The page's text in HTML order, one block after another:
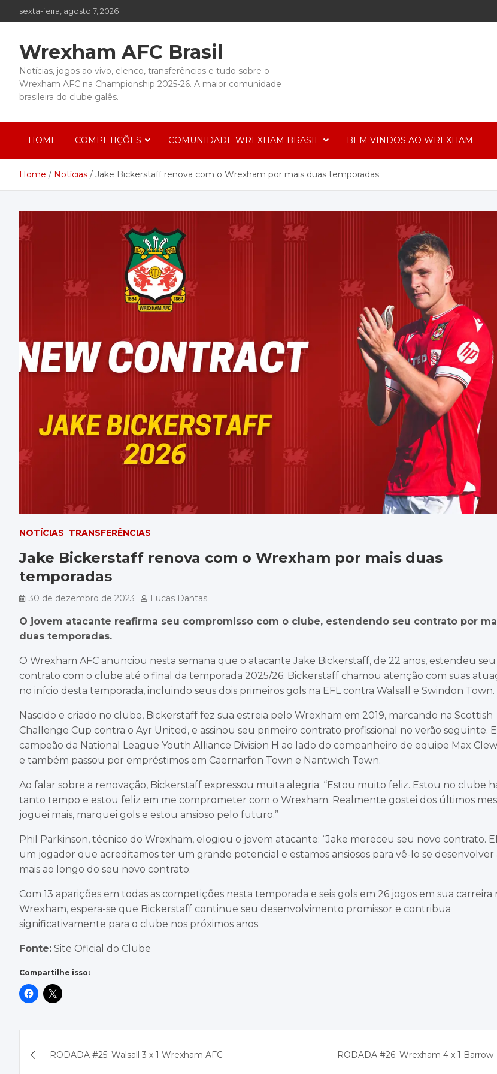
to
sexta-feira, agosto 7, 2026
Wrexham AFC Brasil
Notícias, jogos ao vivo, elenco, transferências e tudo sobre o
Wrexham AFC na Championship 2025-26. A maior comunidade
brasileira do clube galês.
HOME COMPETIÇÕES COMUNIDADE WREXHAM BRASIL BEM VINDOS AO WREXHAM
Home Notícias Jake Bickerstaff renova com o Wrexham por mais duas temporadas
NOTÍCIAS TRANSFERÊNCIAS
Jake Bickerstaff renova com o Wrexham por mais duas
temporadas
30 de dezembro de 2023 Lucas Dantas
O jovem atacante reafirma seu compromisso com o clube, estendendo seu contrato por
duas temporadas.
O Wrexham AFC anunciou nesta semana que o atacante Jake Bickerstaff, de 22 anos, estendeu seu
contrato com o clube até o final da temporada 2025/26. Bickerstaff chamou atenção com suas
no início desta temporada, incluindo seus dois primeiros gols na EFL contra Walsall e Swindon Town.
Nascido e criado no clube, Bickerstaff fez sua estreia pelo Wrexham em 2019, marcando na Scottish
Challenge Cup contra o Ayr United, e assinou seu primeiro contrato profissional no verão seguinte.
campeão da National League Youth Alliance Division H ao lado do companheiro de equipe Max
e também passou por empréstimos em Caernarfon Town e Nantwich Town.
Ao falar sobre a renovação, Bickerstaff expressou muita alegria: “Estou muito feliz. Estou no clube
tanto tempo e estou feliz em me comprometer com o Wrexham. Realmente gostei dos últimos
joguei mais, marquei gols e estou ansioso pelo futuro.”
Phil Parkinson, técnico do Wrexham, elogiou o jovem atacante: “Jake mereceu seu novo contrato.
um jogador que acreditamos ter um grande potencial e estamos ansiosos para vê-lo se desenvolver
mais ao longo do seu novo contrato.
Com 13 aparições em todas as competições nesta temporada e seis gols em 26 jogos em sua carreira
Wrexham, espera-se que Bickerstaff continue seu desenvolvimento promissor e contribua
significativamente para o clube nos próximos anos.
Fonte: Site Oficial do Clube
Compartilhe isso:
de
RODADA #25: Walsall 3 x 1 Wrexham AFC RODADA #26: Wrexham 4 x 1 Barrow